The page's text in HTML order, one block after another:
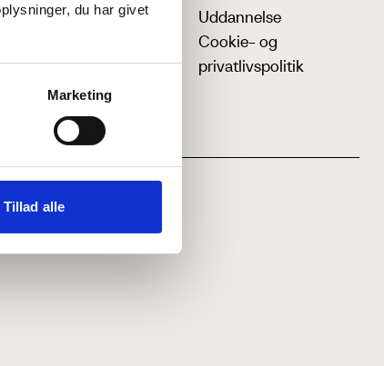
du har givet
Marketing
Tillad alle
Uddannelse
Cookie- og
privatlivspolitik